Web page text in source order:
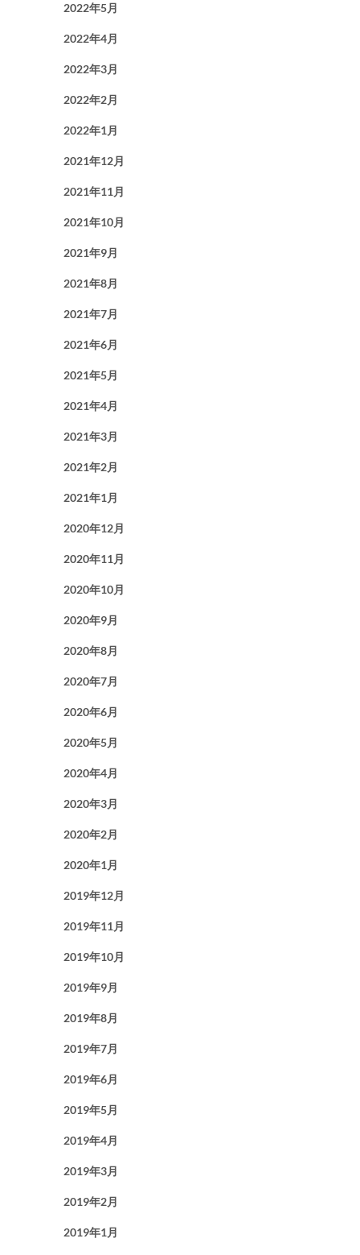
2022年5月
2022年4月
2022年3月
2022年2月
2022年1月
2021年12月
2021年11月
2021年10月
2021年9月
2021年8月
2021年7月
2021年6月
2021年5月
2021年4月
2021年3月
2021年2月
2021年1月
2020年12月
2020年11月
2020年10月
2020年9月
2020年8月
2020年7月
2020年6月
2020年5月
2020年4月
2020年3月
2020年2月
2020年1月
2019年12月
2019年11月
2019年10月
2019年9月
2019年8月
2019年7月
2019年6月
2019年5月
2019年4月
2019年3月
2019年2月
2019年1月